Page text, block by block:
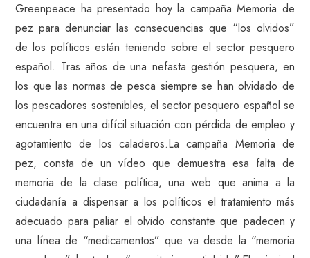
Greenpeace ha presentado hoy la campaña Memoria de
pez para denunciar las consecuencias que “los olvidos”
de los políticos están teniendo sobre el sector pesquero
español. Tras años de una nefasta gestión pesquera, en
los que las normas de pesca siempre se han olvidado de
los pescadores sostenibles, el sector pesquero español se
encuentra en una difícil situación con pérdida de empleo y
agotamiento de los caladeros.La campaña Memoria de
pez, consta de un vídeo que demuestra esa falta de
memoria de la clase política, una web que anima a la
ciudadanía a dispensar a los políticos el tratamiento más
adecuado para paliar el olvido constante que padecen y
una línea de “medicamentos” que va desde la “memoria